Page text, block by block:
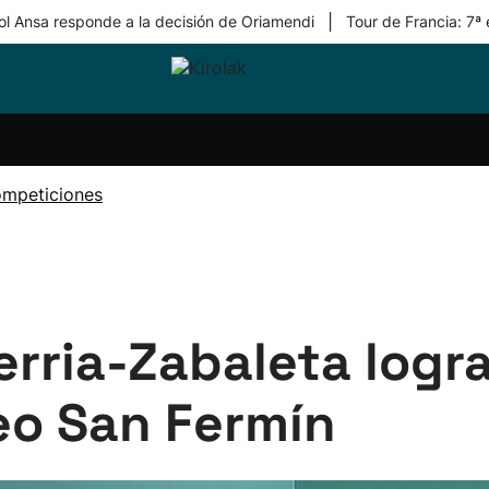
Ansa responde a la decisión de Oriamendi Tour de Francia: 7ª
Equipos
Competiciones
Zabaleta
San Fermín